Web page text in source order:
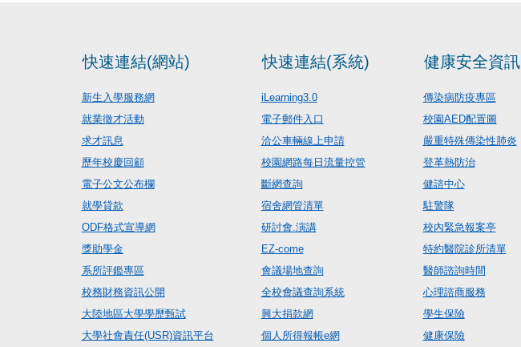
快速連結(網站)
新生入學服務網
就業徵才活動
求才訊息
歷年校慶回顧
電子公文公布欄
就學貸款
ODF格式宣導網
獎助學金
系所評鑑專區
校務財務資訊公開
大陸地區大學學歷甄試
大學社會責任(USR)資訊平台
快速連結(系統)
iLearning3.0
電子郵件入口
洽公車輛線上申請
校園網路每日流量控管
斷網查詢
宿舍網管清單
研討會.演講
EZ-come
會議場地查詢
全校會議查詢系統
興大捐款網
個人所得報帳e網
健康安全資訊
傳染病防疫專區
校園AED配置圖
嚴重特殊傳染性肺炎
登革熱防治
健諮中心
駐警隊
校內緊急報案亭
特約醫院診所清單
醫師諮詢時間
心理諮商服務
學生保險
健康保險